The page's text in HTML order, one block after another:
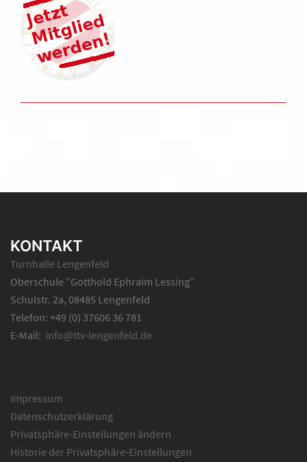
KONTAKT
Turnhalle Lengenfeld
Oberschule ”Gotthold Ephraim Lessing”
Schulstr. 2a, 08485 Lengenfeld
Telefon: +49 (0) 37606 36 781
E-Mail: info@ttv-lengenfeld.de
Impressum
Datenschutzerklärung
Privatsphäre-Einstellungen ändern
Historie der Privatsphäre-Einstellungen